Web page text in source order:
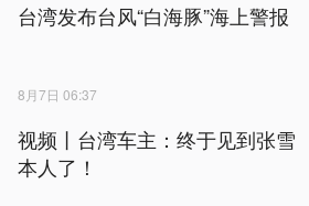
台湾发布台风“白海豚”海上警报
8月7日 06:37
视频丨台湾车主：终于见到张雪
本人了！